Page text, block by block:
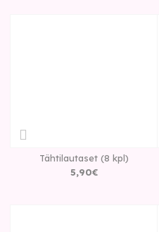
Tähtilautaset (8 kpl)
5,90€